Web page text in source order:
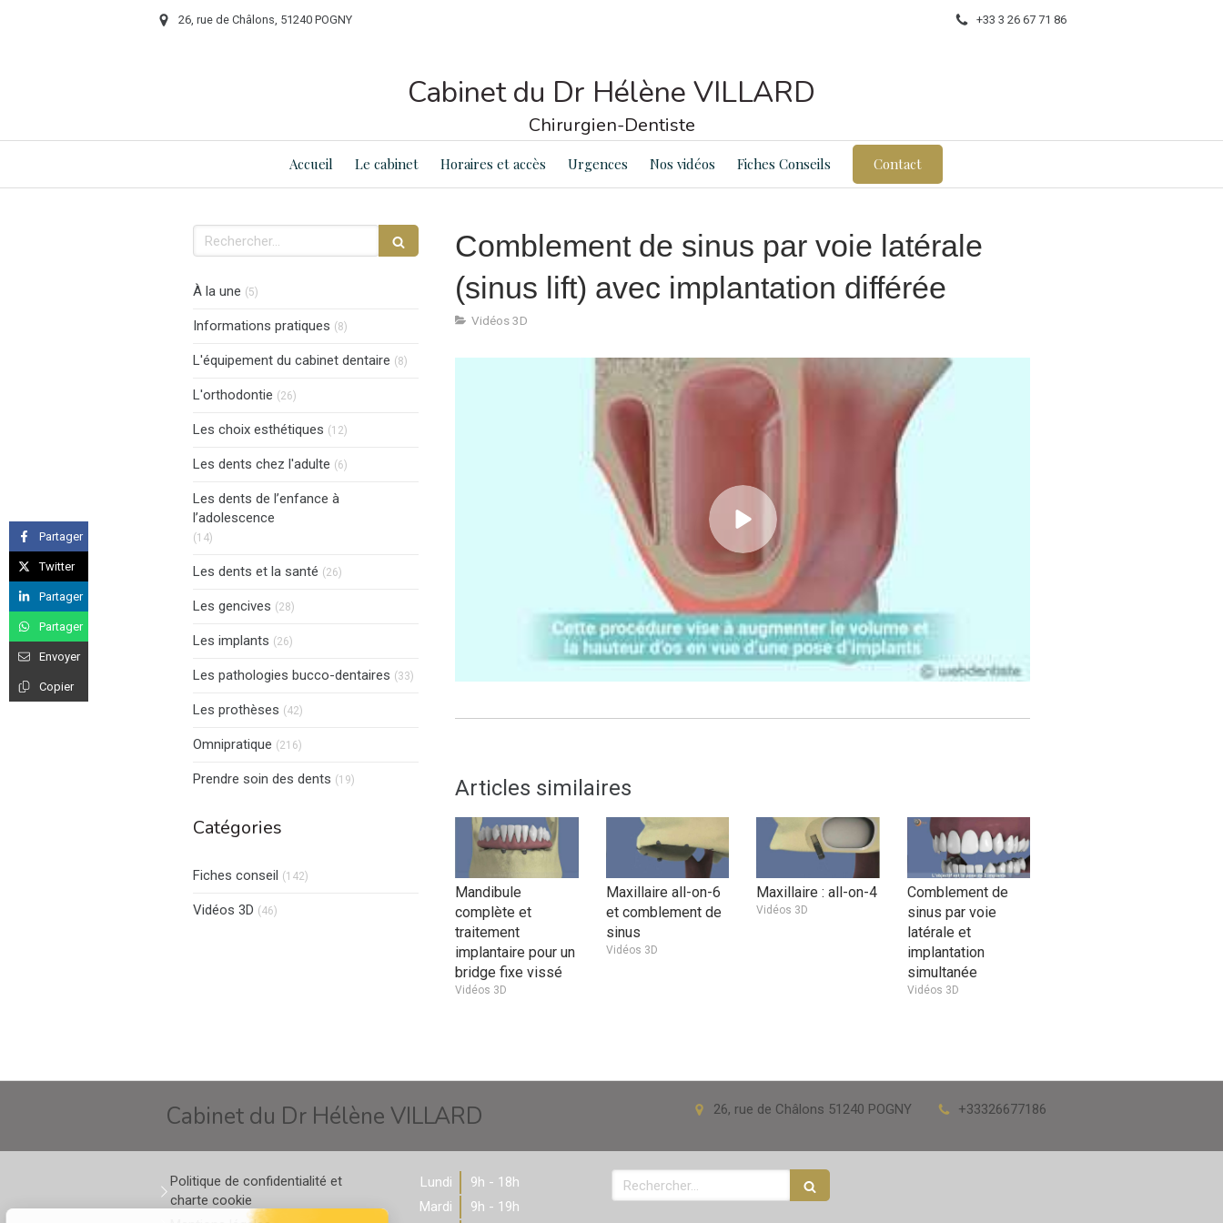
26, rue de Châlons, 51240 POGNY +33 3 26 67 71 86
Cabinet du Dr Hélène VILLARD
Chirurgien-Dentiste
Accueil Le cabinet Horaires et accès Urgences Nos vidéos Fiches Conseils Contact
Comblement de sinus par voie latérale
(sinus lift) avec implantation différée
Vidéos 3D
Articles similaires
Mandibule
complète et
traitement
implantaire pour un
bridge fixe vissé
Vidéos 3D
Maxillaire all-on-6
et comblement de
sinus
Vidéos 3D
Maxillaire : all-on-4
Vidéos 3D
Comblement de
sinus par voie
latérale et
implantation
simultanée
Vidéos 3D
Partager
Twitter
Partager
Partager
Envoyer
Copier
Rechercher
À la une (5)
Informations pratiques (8)
L'équipement du cabinet dentaire (8) Articles Count
L'orthodontie (26)
Les choix esthétiques (12)
Les dents chez l'adulte (6)
Les dents de l’enfance à
l’adolescence
(14)
Les dents et la santé (26)
Les gencives (28)
Les implants (26)
Les pathologies bucco-dentaires (33)
Les prothèses (42)
Omnipratique (216)
Prendre soin des dents (19)
Catégories
Fiches conseil (142)
Vidéos 3D (46)
Cabinet du Dr Hélène VILLARD 26, rue de Châlons 51240 POGNY +33326677186
Politique de confidentialité et
charte cookie
Lundi
9h - 18h
Mardi
9h - 19h
Rechercher